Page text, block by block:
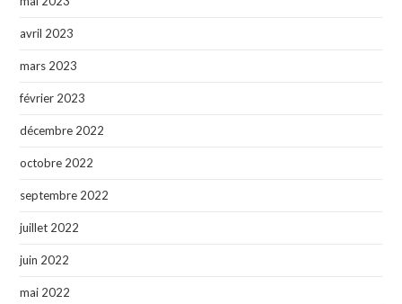
avril 2023
mars 2023
février 2023
décembre 2022
octobre 2022
septembre 2022
juillet 2022
juin 2022
mai 2022